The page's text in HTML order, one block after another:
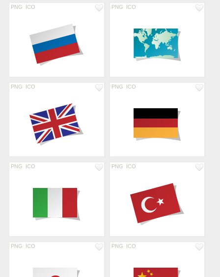
PNG ICO PNG ICO
PNG ICO PNG ICO
PNG ICO PNG ICO
PNG ICO PNG ICO